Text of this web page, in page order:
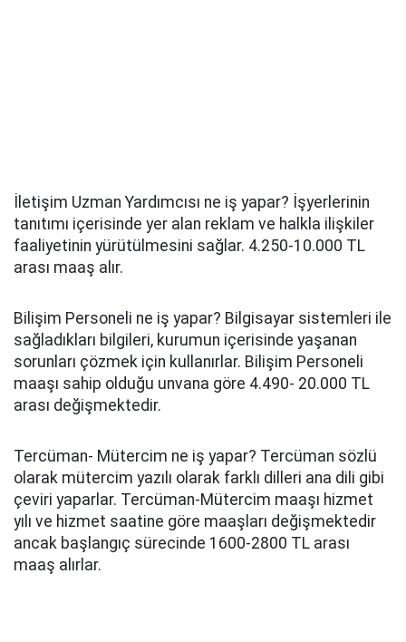
İletişim Uzman Yardımcısı ne iş yapar? İşyerlerinin
tanıtımı içerisinde yer alan reklam ve halkla ilişkiler
faaliyetinin yürütülmesini sağlar. 4.250-10.000 TL
arası maaş alır.
Bilişim Personeli ne iş yapar? Bilgisayar sistemleri ile
sağladıkları bilgileri, kurumun içerisinde yaşanan
sorunları çözmek için kullanırlar. Bilişim Personeli
maaşı sahip olduğu unvana göre 4.490- 20.000 TL
arası değişmektedir.
Tercüman- Mütercim ne iş yapar? Tercüman sözlü
olarak mütercim yazılı olarak farklı dilleri ana dili gibi
çeviri yaparlar. Tercüman-Mütercim maaşı hizmet
yılı ve hizmet saatine göre maaşları değişmektedir
ancak başlangıç sürecinde 1600-2800 TL arası
maaş alırlar.